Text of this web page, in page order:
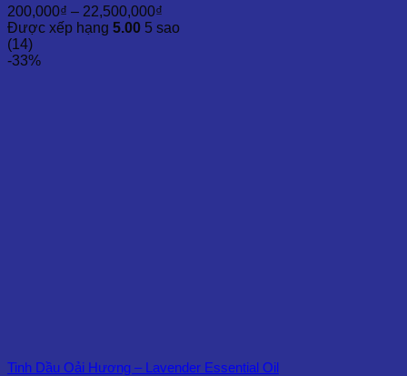
200,000₫ – 22,500,000₫
giá:
Được xếp hạng 5.00 5 sao
(14)
-33%
Tinh Dầu Oải Hương – Lavender Essential Oil